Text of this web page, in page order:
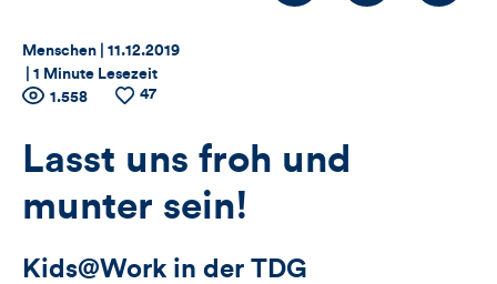
Thema:
Menschen | Datum:
11.12.2019
1 Minute Lesezeit
Zähler
für
Views,
Likes
Anzahl
Views
1.558
Anzahl
47
Lasst uns froh und
munter sein!
Kids@Work in der TDG